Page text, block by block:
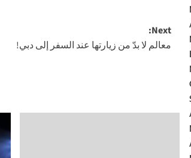
Post
navigation
Next:
معالم لا بدّ من زيارتها عند السفر إلى دبي!